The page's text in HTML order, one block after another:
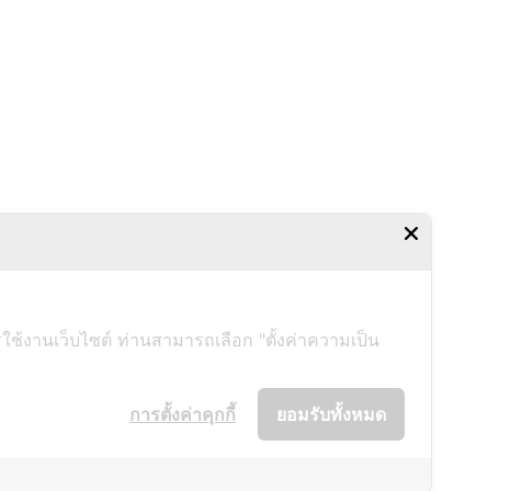
งานเว็บไซต์ ท่านสามารถเลือก "ตั้งค่าความเป็น
ยอมรับทั้งหมด
การตั้งค่าคุกกี้